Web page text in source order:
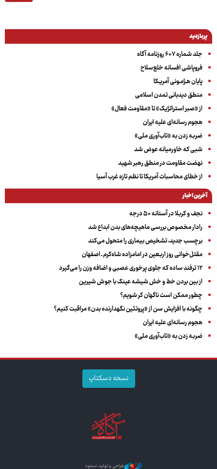
پربازدید
جلد شماره ۶۰۷ روزنامه آگاه
فروپاشی افسانه خلع‌سلاح
پایان هـژمـونی آمریـکا
منطق دیدبانی تمدن اسلامی
از «صبر استراتژیک» تا «مقاومت فعال»
هجوم رسانه‌ای علیه ایران
ضربه زدن به «تاب‌آوری ملی»
شبی که خاورمیانه عوض شد
نهضت مقاومت در منطق رهبر شهید
از خطای محاسبات آمریکا تا نظم تازه غرب آسیا
آخرین اخبار
نجف و کربلا در آستانه ۵۰ درجه
رادار مخصوص بررسی ماهیچه‌های بدن ابداع شد
برچسب جدید، تشخیص بیماری را متحول می‌کند
مقتل‌خوانی روز اربعین در امامزاده شاه‌کرم ـ اصفهان
۱۲ ترفند ساده که جلوی پرخوری عصبی و اضافه ‌وزن را می‌گیرد
از بین بردن خط و خش شیشه عینک با جوش شیرین
چطور ممکن است ناگهان کر شویم؟
چگونه با افزایش سن از «پروتئین نگهدارنده بدن» مراقبت کنیم؟
هجوم رسانه‌ای علیه ایران
ضربه زدن به «تاب‌آوری ملی»
نسخه دسکتاپ
طراحی و تولید: نستوه